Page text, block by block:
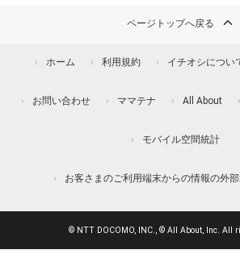
ページトップへ戻る
ホーム 利用規約 イチオシについ
お問い合わせ ママテナ All About
モバイル空間統計
お客さまのご利用端末からの情報の外
© NTT DOCOMO, INC., © All About, Inc. All